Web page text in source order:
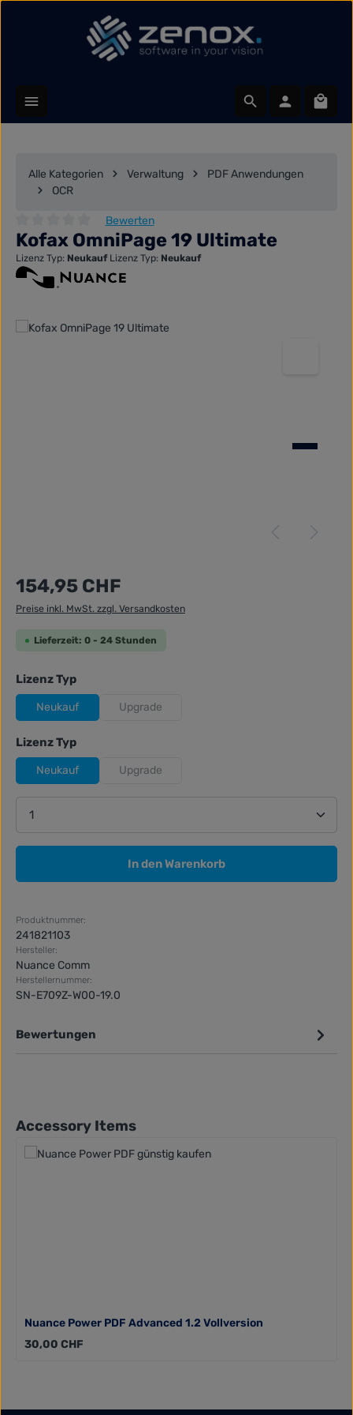
Zum Hauptinhalt springen
Alle Kategorien Verwaltung
PDF Anwendungen
OCR
Durchschnittliche Bewertung von 0 von 5 Sternen
Bewerten
Kofax OmniPage 19 Ultimate
Lizenz Typ: Neukauf Lizenz Typ: Neukauf
Bildergalerie überspringen
Regulärer Preis:
154,95 CHF
Preise inkl. MwSt. zzgl. Versandkosten
Lieferzeit: 0 - 24 Stunden
Lizenz Typauswählen
Neukauf Upgrade
Lizenz Typauswählen
Neukauf Upgrade
Produkt Anzahl: Gib den gewünschten Wert ein
In den Warenkorb
Produktnummer:
241821103
Hersteller:
Nuance Comm
Herstellernummer:
SN-E709Z-W00-19.0
Bewertungen
Produktgalerie überspringen
Accessory Items
Nuance Power PDF Advanced 1.2 Vollversion
Regulärer Preis:
30,00 CHF